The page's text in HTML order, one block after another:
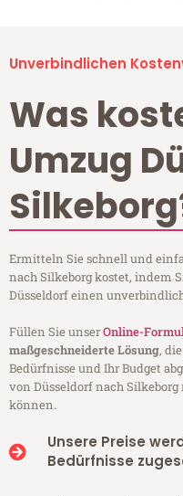
Unverbindlichen
Was
Umzug
Ermitteln Sie schnell und
nach Silkeborg kostet, indem
Düsseldorf einen
Füllen Sie unserOnline-
maßgeschneiderte Lösung,
Bedürfnisse und Ihr Budget
von Düsseldorf nach
können.
Unsere Preise
Bedürfnisse